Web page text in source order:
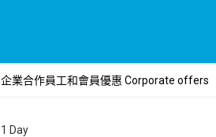
企業合作員工和會員優惠 Corporate offers
Day